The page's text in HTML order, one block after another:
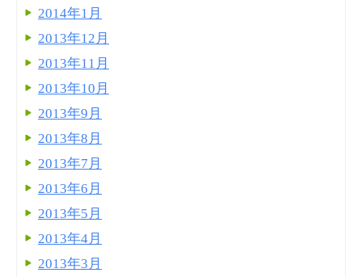
2014年1月
2013年12月
2013年11月
2013年10月
2013年9月
2013年8月
2013年7月
2013年6月
2013年5月
2013年4月
2013年3月